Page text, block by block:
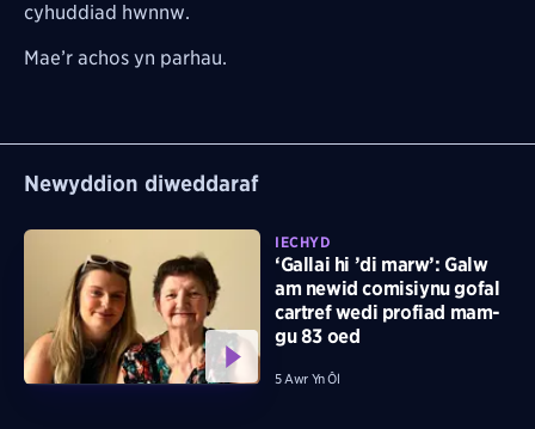
cyhuddiad hwnnw.
Mae’r achos yn parhau.
Newyddion diweddaraf
IECHYD
‘Gallai hi ’di marw’: Galw
am newid comisiynu gofal
cartref wedi profiad mam-
gu 83 oed
5 Awr Yn Ôl